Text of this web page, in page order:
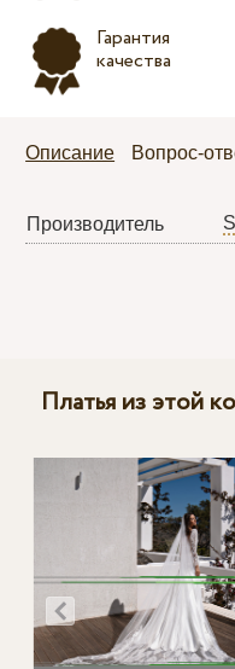
Гарантия
качества
Описание Вопрос-
Производитель
Платья из этой